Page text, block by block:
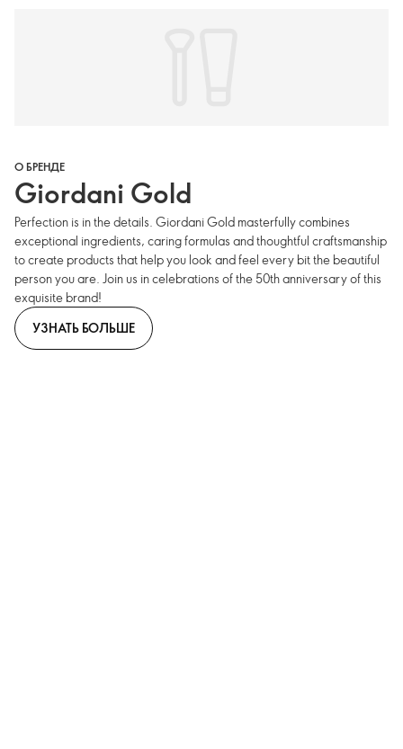
О БРЕНДЕ
Giordani Gold
Perfection is in the details. Giordani Gold masterfully combines
exceptional ingredients, caring formulas and thoughtful craftsmanship
to create products that help you look and feel every bit the beautiful
person you are. Join us in celebrations of the 50th anniversary of this
exquisite brand!
УЗНАТЬ БОЛЬШЕ